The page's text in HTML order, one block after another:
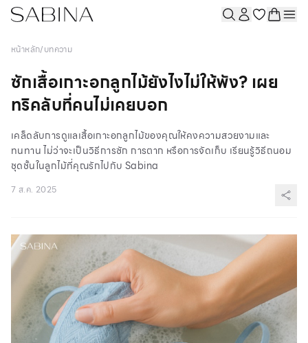
หน้าหลัก/บทความ
ซักเสื้อเกาะอกลูกไม้ยังไงไม่ให้พัง? เผย
ทริคลับที่คนไม่เคยบอก
เคล็ดลับการดูแลเสื้อเกาะอกลูกไม้ของคุณให้คงความสวยงามและ
ทนทาน ไม่ว่าจะเป็นวิธีการซัก การตาก หรือการจัดเก็บ เรียนรู้วิธีถนอม
ชุดชั้นในลูกไม้ที่คุณรักไปกับ Sabina
7 ส.ค. 2025